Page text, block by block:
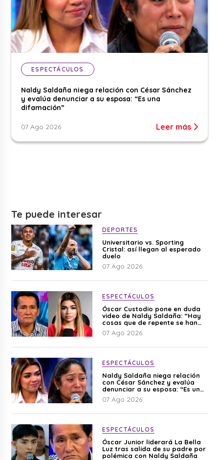
ESPECTÁCULOS
Naldy Saldaña niega relación con César Sánchez
y evalúa denunciar a su esposa: “Es una
difamación”
07 Ago 2026 Leer más
Te puede interesar
DEPORTES
Universitario vs. Sporting
Cristal: así llegan al esperado
duelo
07 Ago 2026
ESPECTÁCULOS
Óscar Custodio pone en duda
video de Naldy Saldaña: “Hay
cosas que de repente se han
editado”
07 Ago 2026
ESPECTÁCULOS
Naldy Saldaña niega relación
con César Sánchez y evalúa
denunciar a su esposa: “Es una
difamación”
07 Ago 2026
ESPECTÁCULOS
Óscar Junior liderará La Bella
Luz tras salida de su padre por
polémica con Naldy Saldaña